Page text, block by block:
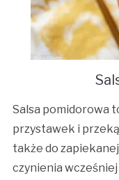
Salsa pomidorowa
przystawek i
także do
czynienia wcześniej